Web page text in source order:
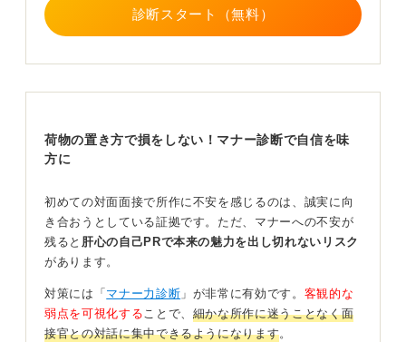
乱雑に置くと落ち着きのない印象を与えますが、静かに
まとめて置けばそれだけで丁寧さが伝わります。
細かい所作ですが、準備しておくことで自信をもって面
接に臨めますよ。
診断スタート（無料）
荷物の置き方で損をしない！マナー診断で自信を味
方に
初めての対面面接で所作に不安を感じるのは、誠実に向
き合おうとしている証拠です。ただ、マナーへの不安が
残ると 肝心の自己PRで本来の魅力を出し切れないリスク
があります。
対策には「 マナー力診断 」が非常に有効です。 客観的な
弱点を可視化することで、 細かな所作に迷うことなく面
接官との対話に集中できるようになります。